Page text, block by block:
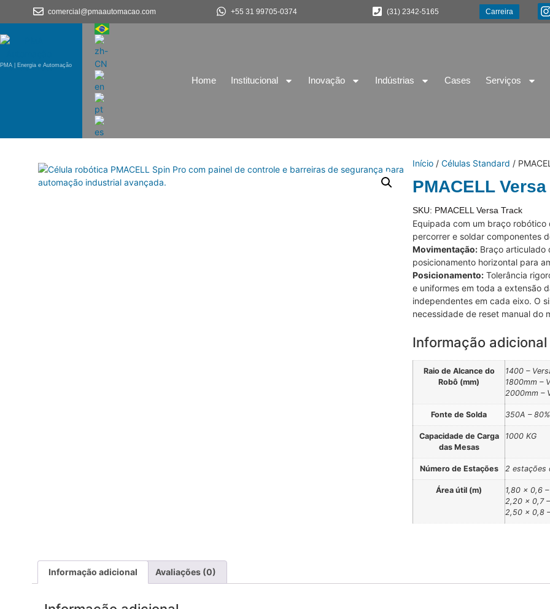
comercial@pmaautomacao.com +55 31 99705-0374 (31) 2342-5165 Carreira
PMA | Energia e Automação
Home Institucional Inovação Indústrias Cases Serviços
Início / Células Standard /
PMACELL
SKU: PMACELL Versa Track
Equipada com um braço robótico
percorrer e soldar componentes
Movimentação: Braço articulado
posicionamento horizontal para
Posicionamento: Tolerância
e uniformes em toda a extensão
independentes em cada eixo. O
necessidade de reset manual do
Informação adicional
Raio de Alcance do
Robô (mm)
1400 –
1800mm –
2000mm –
Fonte de Solda 350A –
Capacidade de Carga
das Mesas
1000 KG
Número de Estações 2 estações
Área útil (m)
1,80 x 0,6
2,20 x 0,7
2,50 x 0,8
Informação adicional Avaliações (0)